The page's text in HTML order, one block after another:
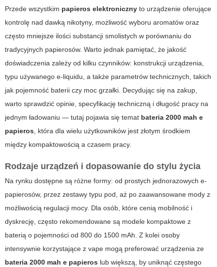
Przede wszystkim papieros elektroniczny to urządzenie oferujące
kontrolę nad dawką nikotyny, możliwość wyboru aromatów oraz
często mniejsze ilości substancji smolistych w porównaniu do
tradycyjnych papierosów. Warto jednak pamiętać, że jakość
doświadczenia zależy od kilku czynników: konstrukcji urządzenia,
typu używanego e-liquidu, a także parametrów technicznych, takich
jak pojemność baterii czy moc grzałki. Decydując się na zakup,
warto sprawdzić opinie, specyfikację techniczną i długość pracy na
jednym ładowaniu — tutaj pojawia się temat bateria 2000 mah e
papieros, która dla wielu użytkowników jest złotym środkiem
między kompaktowością a czasem pracy.
Rodzaje urządzeń i dopasowanie do stylu życia
Na rynku dostępne są różne formy: od prostych jednorazowych e-
papierosów, przez zestawy typu pod, aż po zaawansowane mody z
możliwością regulacji mocy. Dla osób, które cenią mobilność i
dyskrecję, często rekomendowane są modele kompaktowe z
baterią o pojemności od 800 do 1500 mAh. Z kolei osoby
intensywnie korzystające z vape mogą preferować urządzenia ze
bateria 2000 mah e papieros lub większą, by uniknąć częstego